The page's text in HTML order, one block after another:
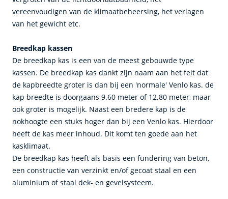
vereenvoudigen van de klimaatbeheersing, het verlagen
van het gewicht etc.
Breedkap kassen
De breedkap kas is een van de meest gebouwde type
kassen. De breedkap kas dankt zijn naam aan het feit dat
de kapbreedte groter is dan bij een 'normale' Venlo kas. de
kap breedte is doorgaans 9.60 meter of 12.80 meter, maar
ook groter is mogelijk. Naast een bredere kap is de
nokhoogte een stuks hoger dan bij een Venlo kas. Hierdoor
heeft de kas meer inhoud. Dit komt ten goede aan het
kasklimaat.
De breedkap kas heeft als basis een fundering van beton,
een constructie van verzinkt en/of gecoat staal en een
aluminium of staal dek- en gevelsysteem.